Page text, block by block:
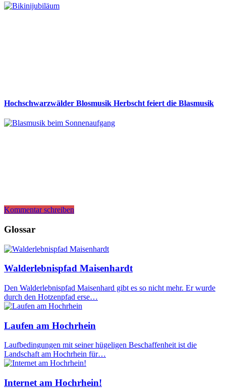
Hochschwarzwälder Blosmusik Herbscht feiert die Blasmusik
Kommentar schreiben
Glossar
Walderlebnispfad Maisenhardt
Den Walderlebnispfad Maisenhard gibt es so nicht mehr. Er wurde
durch den Hotzenpfad erse…
Laufen am Hochrhein
Laufbedingungen mit seiner hügeligen Beschaffenheit ist die
Landschaft am Hochrhein für…
Internet am Hochrhein!